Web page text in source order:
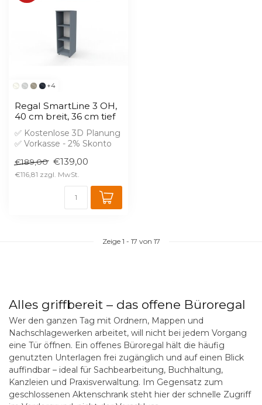
+4
Regal SmartLine 3 OH,
40 cm breit, 36 cm tief
✅ Kostenlose 3D Planung
✅ Vorkasse - 2% Skonto
Bre...
€189,00 €139,00
€116,81
Zeige 1 - 17 von 17
Alles griffbereit – das offene Büroregal
Wer den ganzen Tag mit Ordnern, Mappen und
Nachschlagewerken arbeitet, will nicht bei jedem Vorgang
eine Tür öffnen. Ein offenes Büroregal hält die häufig
genutzten Unterlagen frei zugänglich und auf einen Blick
auffindbar – ideal für Sachbearbeitung, Buchhaltung,
Kanzleien und Praxisverwaltung. Im Gegensatz zum
geschlossenen Aktenschrank steht hier der schnelle Zugriff